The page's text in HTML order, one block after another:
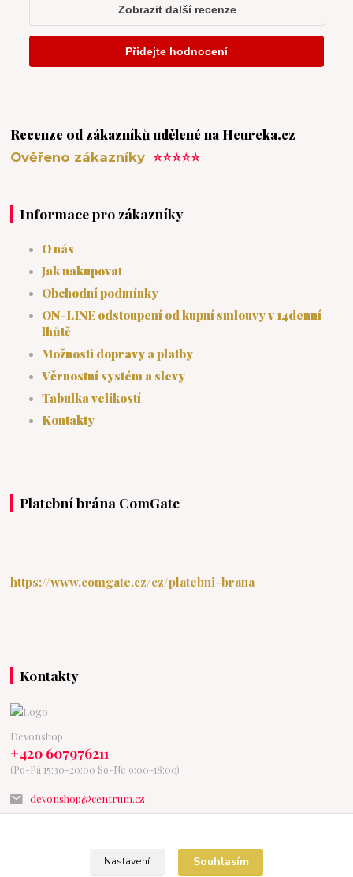
Recenze od zákazníků udělené na Heureka.cz
Ověřeno zákazníky⭐⭐⭐⭐⭐
Informace pro zákazníky
O nás
Jak nakupovat
Obchodní podmínky
ON-LINE odstoupení od kupní smlouvy v 14denní
lhůtě
Možnosti dopravy a platby
Věrnostní systém a slevy
Tabulka velikostí
Kontakty
Platební brána ComGate
https://www.comgate.cz/cz/platebni-brana
Kontakty
Devonshop
+420 607976211
(Po-Pá 15:30-20:00 So-Ne 9:00-18:00)
devonshop@centrum.cz
Nastavení Souhlasím